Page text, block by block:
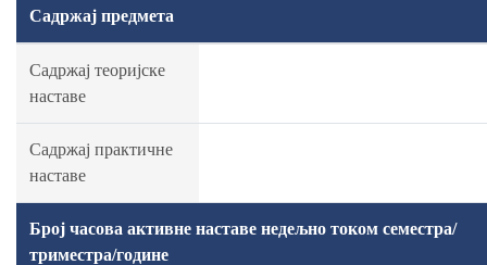
Садржај предмета
Садржај теоријске
наставе
Садржај практичне
наставе
Број часова активне наставе недељно током семестра/
триместра/године